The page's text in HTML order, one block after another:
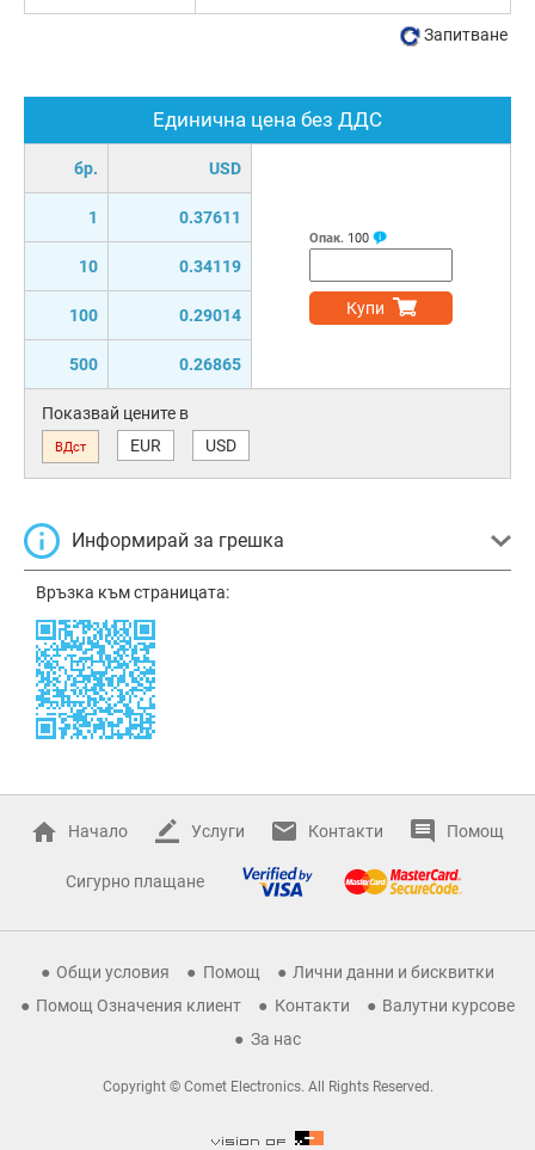
Единична цена без ДДС
бр. USD
1 0.37611
10 0.34119
100 0.29014
500 0.26865
Опак. 100
Купи
Показвай цените в
ВДст EUR USD
Информирай за грешка
Връзка към страницата:
Запитване
Начало Услуги Контакти Помощ
Сигурно плащане
Общи условия Помощ
Лични данни и бисквитки
Помощ Означения клиент
Контакти
Валутни курсове
За нас
Copyright © Comet Electronics. All Rights Reserved.